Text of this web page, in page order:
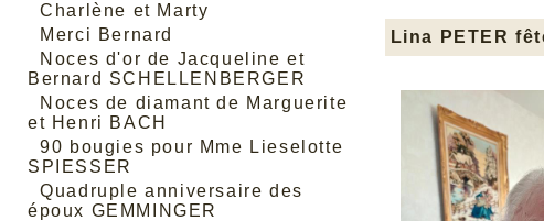
Charlène et Marty
Merci Bernard
Noces d'or de Jacqueline et
Bernard SCHELLENBERGER
Noces de diamant de Marguerite
et Henri BACH
90 bougies pour Mme Lieselotte
SPIESSER
Quadruple anniversaire des
époux GEMMINGER
Lina PETER